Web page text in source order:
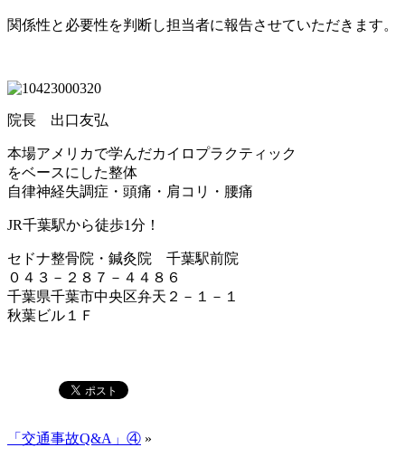
関係性と必要性を判断し担当者に報告させていただきます。
院長 出口友弘
本場アメリカで学んだカイロプラクティック
をベースにした整体
自律神経失調症・頭痛・肩コリ・腰痛
JR千葉駅から徒歩1分！
セドナ整骨院・鍼灸院 千葉駅前院
０４３－２８７－４４８６
千葉県千葉市中央区弁天２－１－１
秋葉ビル１Ｆ
「交通事故Q&A」④ »